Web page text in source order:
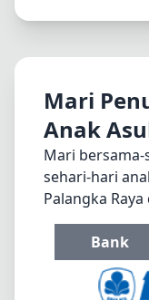
Mari
Anak
Mari
sehari-hari
Palangka
Bank